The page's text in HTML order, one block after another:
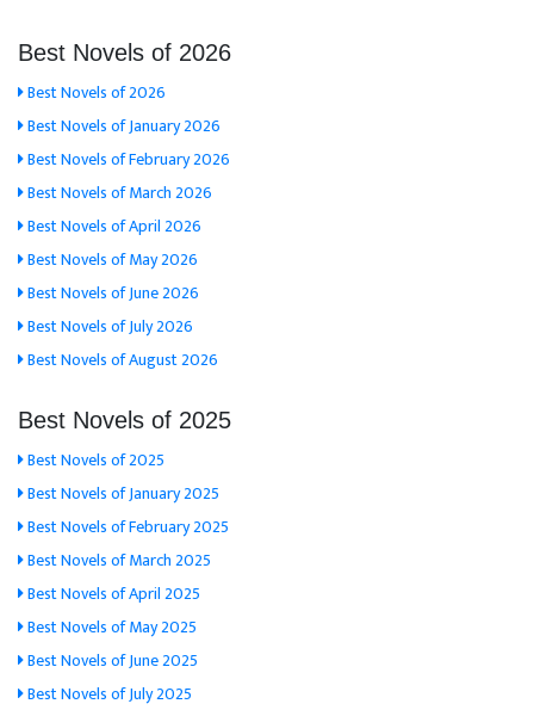
Best Novels of 2026
Best Novels of 2026
Best Novels of January 2026
Best Novels of February 2026
Best Novels of March 2026
Best Novels of April 2026
Best Novels of May 2026
Best Novels of June 2026
Best Novels of July 2026
Best Novels of August 2026
Best Novels of 2025
Best Novels of 2025
Best Novels of January 2025
Best Novels of February 2025
Best Novels of March 2025
Best Novels of April 2025
Best Novels of May 2025
Best Novels of June 2025
Best Novels of July 2025